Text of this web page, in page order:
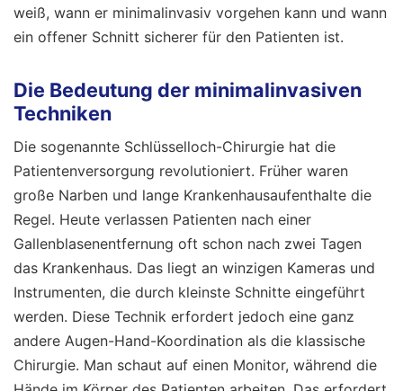
weiß, wann er minimalinvasiv vorgehen kann und wann
ein offener Schnitt sicherer für den Patienten ist.
Die Bedeutung der minimalinvasiven
Techniken
Die sogenannte Schlüsselloch-Chirurgie hat die
Patientenversorgung revolutioniert. Früher waren
große Narben und lange Krankenhausaufenthalte die
Regel. Heute verlassen Patienten nach einer
Gallenblasenentfernung oft schon nach zwei Tagen
das Krankenhaus. Das liegt an winzigen Kameras und
Instrumenten, die durch kleinste Schnitte eingeführt
werden. Diese Technik erfordert jedoch eine ganz
andere Augen-Hand-Koordination als die klassische
Chirurgie. Man schaut auf einen Monitor, während die